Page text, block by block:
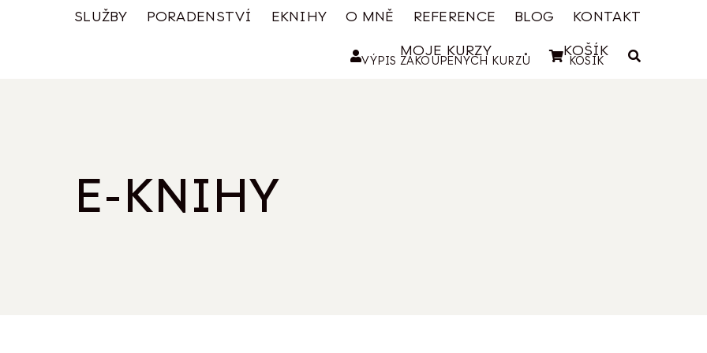
SLUŽBY PORADENSTVÍ EKNIHY O MNĚ REFERENCE BLOG
KONTAKT
MOJE KURZY
VÝPIS ZAKOUPENÝCH KURZŮ
KOŠÍK
KOŠÍK
E-KNIHY